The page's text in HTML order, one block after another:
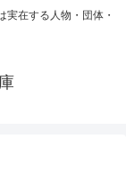
在する人物・団体・